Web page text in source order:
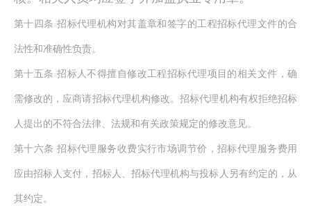
第十四条 招标代理机构对其盖章和签字的工程招标代理文件的合
法性和准确性负责。
第十五条 招标人不得擅自修改工程招标代理项目的相关文件，确
需修改的，应商请招标代理机构修改。招标代理机构有权拒绝招标
人提出的不符合法律、法规和有关政策规定的修改意见。
第十六条 招标代理服务收费实行市场调节价，招标代理服务费用
应由招标人支付，招标人、招标代理机构与投标人另有约定的，从
其约定。